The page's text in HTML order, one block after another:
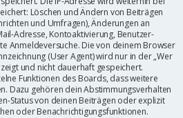
Löschen und Ändern von Beiträgen
und Umfragen), Änderungen an
Adresse, Kontoaktivierung, Benutzer-
Anmeldeversuche. Die von deinem Browser
(User Agent) wird nur in der „Wer
und nicht dauerhaft gespeichert.
Funktionen des Boards, dass weitere
Dazu gehören dein Abstimmungsverhalten
Status von deinen Beiträgen oder explizit
oder Benachrichtigungsfunktionen.